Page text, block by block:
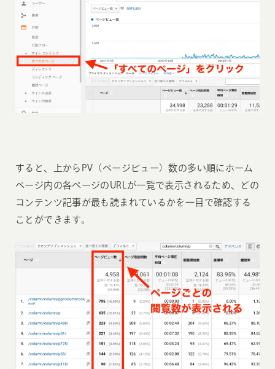
すると、上からPV（ページビュー）数の多い順にホーム
ページ内の各ページのURLが一覧で表示されるため、どの
コンテンツ記事が最も読まれているかを一目で確認する
ことができます。